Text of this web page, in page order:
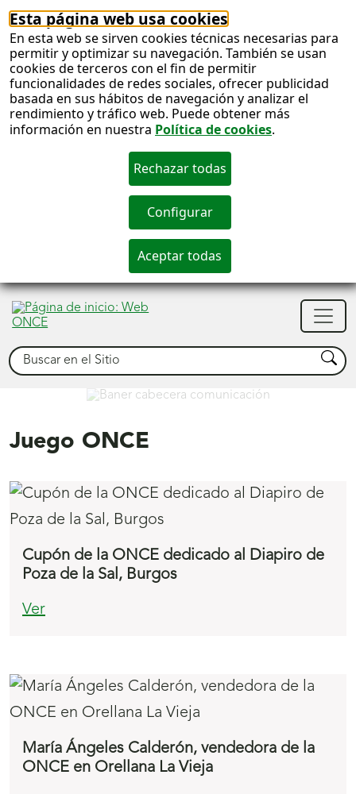
Esta página web usa cookies
En esta web se sirven cookies técnicas necesarias para
permitir y optimizar su navegación. También se usan
cookies de terceros con el fin de permitir
funcionalidades de redes sociales, ofrecer publicidad
basada en sus hábitos de navegación y analizar el
rendimiento y tráfico web. Puede obtener más
información en nuestra Política de cookies.
Buscar Buscar
Comunicación
Juego ONCE
Cupón de la ONCE dedicado al Diapiro de
Poza de la Sal, Burgos
Ver
María Ángeles Calderón, vendedora de la
ONCE en Orellana La Vieja